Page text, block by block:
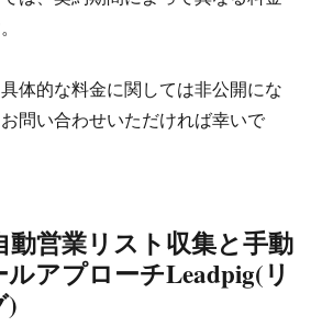
体的な料金に関しては非公開にな
問い合わせいただければ幸いで
営業リスト収集と手動
アプローチLeadpig(リ
)